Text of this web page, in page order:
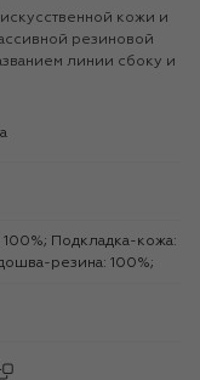
кожи и
резиновой
линии сбоку и
резина: 100%;